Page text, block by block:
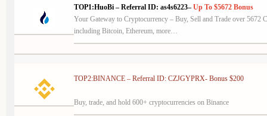
TOP1:HuoBi – Referral ID: as4s6223– Up To $5672 Bonus
Your Gateway to Cryptocurrency – Buy, Sell and Trade over 5672
including Bitcoin, Ethereum, more…
TOP2:BINANCE – Referral ID: CZJGYPRX- Bonus $200
Buy, trade, and hold 600+ cryptocurrencies on Binance